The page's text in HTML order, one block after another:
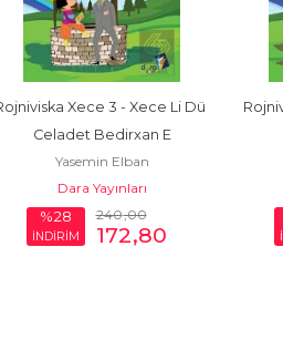
Xece 3 - Xece Li Dü
Celadet Bedirxan E
Yasemin Elban
Dara Yayınları
%28
İNDİRİM
240,00
172,80